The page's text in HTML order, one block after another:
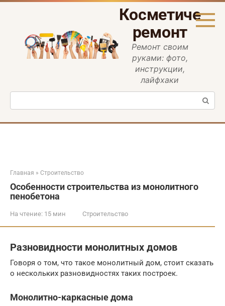
Перейти
ремонт
Ремонт своим
руками: фото,
инструкции,
лайфхаки
Поиск:
Главная » Строительство
Особенности строительства из монолитного
пенобетона
На чтение: 15 мин Строительство
Разновидности монолитных домов
Говоря о том, что такое монолитный дом, стоит сказать
о нескольких разновидностях таких построек.
Монолитно-каркасные дома